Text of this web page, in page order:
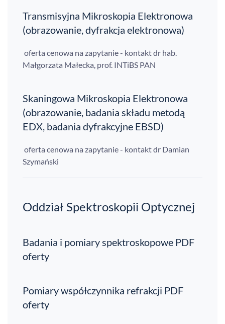
Transmisyjna Mikroskopia Elektronowa
(obrazowanie, dyfrakcja elektronowa)
oferta cenowa na zapytanie - kontakt dr hab.
Małgorzata Małecka, prof. INTiBS PAN
Skaningowa Mikroskopia Elektronowa
(obrazowanie, badania składu metodą
EDX, badania dyfrakcyjne EBSD)
oferta cenowa na zapytanie - kontakt dr Damian
Szymański
Oddział Spektroskopii Optycznej
Badania i pomiary spektroskopowe PDF
oferty
Pomiary współczynnika refrakcji PDF
oferty